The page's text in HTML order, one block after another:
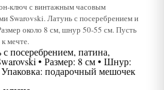
ключ с винтажным часовым
Swarovski. Латунь с посеребрением и
около 8 см, шнур 50-55 см. Пусть
мечте.
посеребрением, патина,
• Размер: 8 см • Шнур:
подарочный мешочек